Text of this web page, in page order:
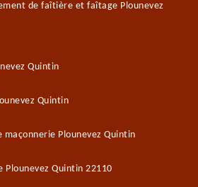
de faîtière et faîtage Plounevez
Quintin
Quintin
Plounevez Quintin
Quintin 22110